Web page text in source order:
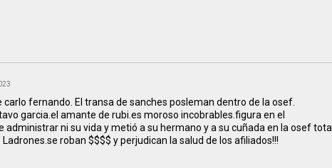
carlo fernando. El transa de sanches posleman dentro de la osef.
garcia.el amante de rubi.es moroso incobrables.figura en el
administrar ni su vida y metió a su hermano y a su cuñada en la osef total
roban $$$$ y perjudican la salud de los afiliados!!!